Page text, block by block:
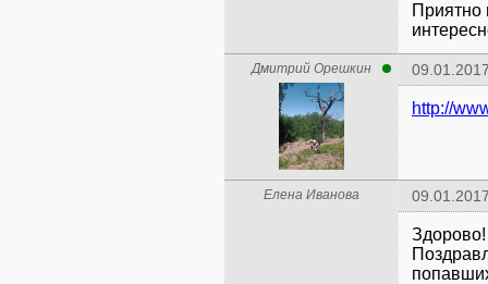
Приятно
Дмитрий Орешкин
http://
Елена Иванова